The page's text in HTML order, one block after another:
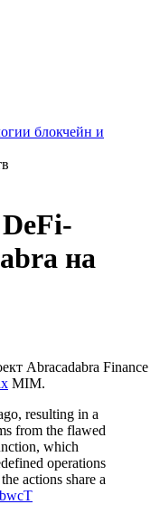
блокчейн и
на
Abracadabra Finance
MIM.
resulting in a
from the flawed
which
operations
actions share a